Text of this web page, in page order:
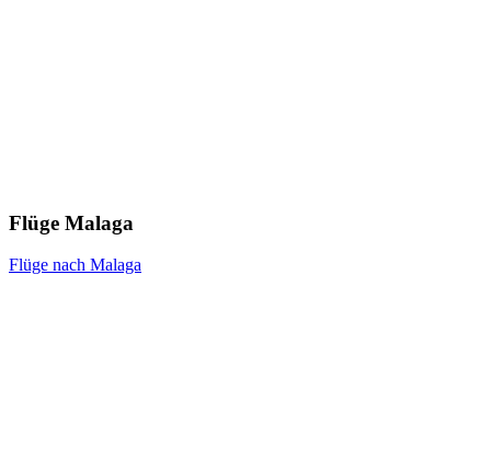
Flüge Malaga
Flüge nach Malaga